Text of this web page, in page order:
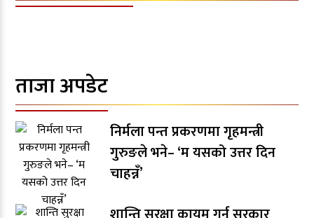
ताजा अपडेट
निर्मला पन्त प्रकरणमा गृहमन्त्री
गुरुङले भने– ‘म यसको उत्तर दिन
चाहन्नँ’